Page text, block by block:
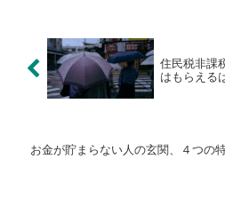
住民税非課
はもらえる
お金が貯まらない人の玄関、４つの